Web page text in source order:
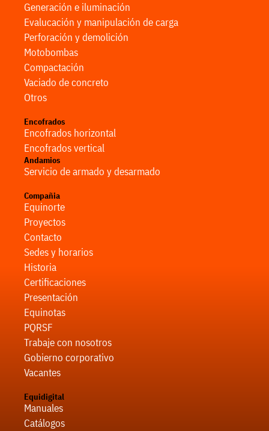
Generación e iluminación
Evalucación y manipulación de carga
Perforación y demolición
Motobombas
Compactación
Vaciado de concreto
Otros
Encofrados
Encofrados horizontal
Encofrados vertical
Andamios
Servicio de armado y desarmado
Compañia
Equinorte
Proyectos
Contacto
Sedes y horarios
Historia
Certificaciones
Presentación
Equinotas
PQRSF
Trabaje con nosotros
Gobierno corporativo
Vacantes
Equidigital
Manuales
Catálogos